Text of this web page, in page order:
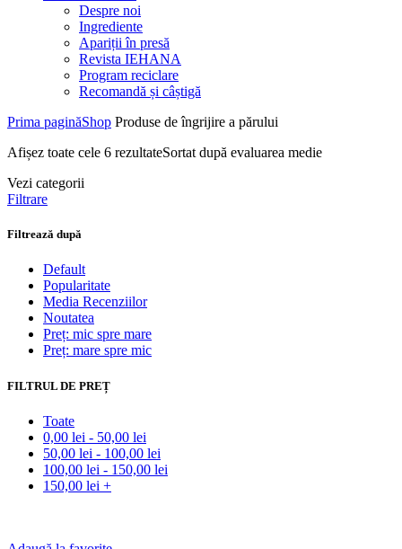
Despre noi
Ingrediente
Apariții în presă
Revista IEHANA
Program reciclare
Recomandă și câștigă
Prima paginăShop Produse de îngrijire a părului
Afișez toate cele 6 rezultateSortat după evaluarea medie
Vezi categorii
Filtrare
Filtrează după
Default
Popularitate
Media Recenziilor
Noutatea
Preț: mic spre mare
Preț: mare spre mic
FILTRUL DE PREȚ
Toate
0,00 lei - 50,00 lei
50,00 lei - 100,00 lei
100,00 lei - 150,00 lei
150,00 lei +